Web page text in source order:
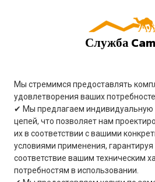
Служба
Мы стремимся предоставлять
удовлетворения ваших
✔ Мы предлагаем индивидуальную
цепей, что позволяет нам
их в соответствии с вашими
условиями применения, гарантируя
соответствие вашим техническим
потребностям в использовании.